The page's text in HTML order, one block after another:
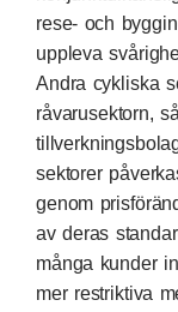
rese- och
uppleva
Andra cykliska
råvarusektorn,
sektorer
genom
av deras
många kunder
mer restriktiva